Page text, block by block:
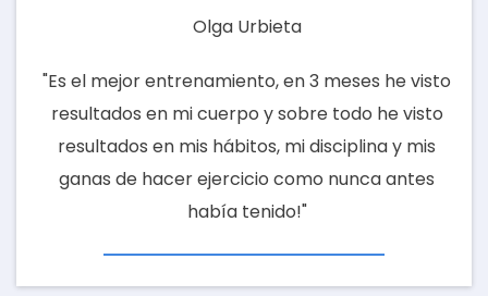
Olga Urbieta
"Es el mejor entrenamiento, en 3 meses he visto
resultados en mi cuerpo y sobre todo he visto
resultados en mis hábitos, mi disciplina y mis
ganas de hacer ejercicio como nunca antes
había tenido!"